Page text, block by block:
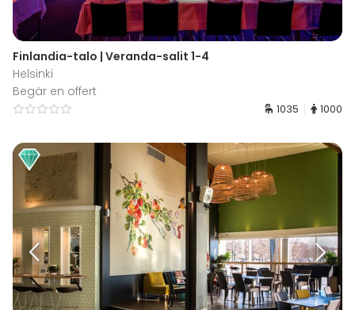
Finlandia-talo | Veranda-salit 1-4
Helsinki
Begär en offert
1035 1000